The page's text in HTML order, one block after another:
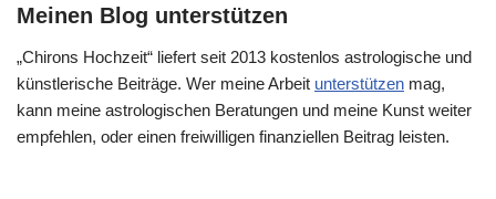
Meinen Blog unterstützen
„Chirons Hochzeit“ liefert seit 2013 kostenlos astrologische und
künstlerische Beiträge. Wer meine Arbeit unterstützen mag,
kann meine astrologischen Beratungen und meine Kunst weiter
empfehlen, oder einen freiwilligen finanziellen Beitrag leisten.